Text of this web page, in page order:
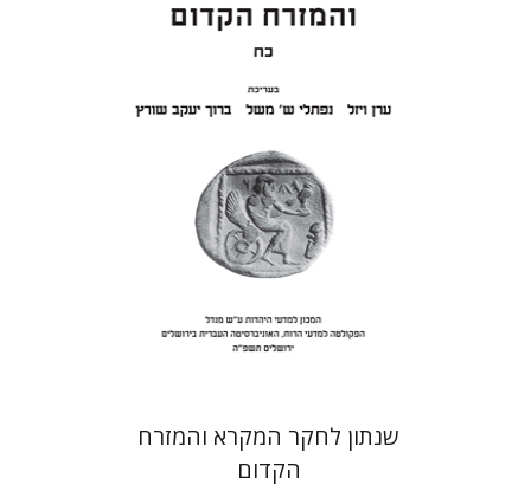
ערן ויזל נפתלי ש' משל
ברוך
$46
$41
שנתון לחקר המקרא והמזרח
הקדום